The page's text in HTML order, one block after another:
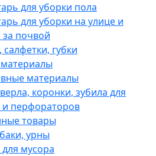
для уборки пола
для уборки на улице и
почвой
салфетки, губки
материалы
коронки, зубила для
и перфораторов
товары
урны
мусора